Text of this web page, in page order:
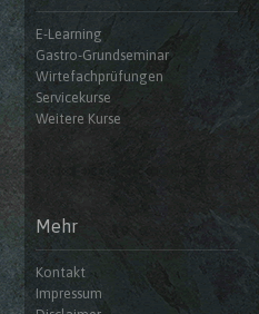
E-Learning
Gastro-Grundseminar
Wirtefachprüfungen
Servicekurse
Weitere Kurse
Mehr
Kontakt
Impressum